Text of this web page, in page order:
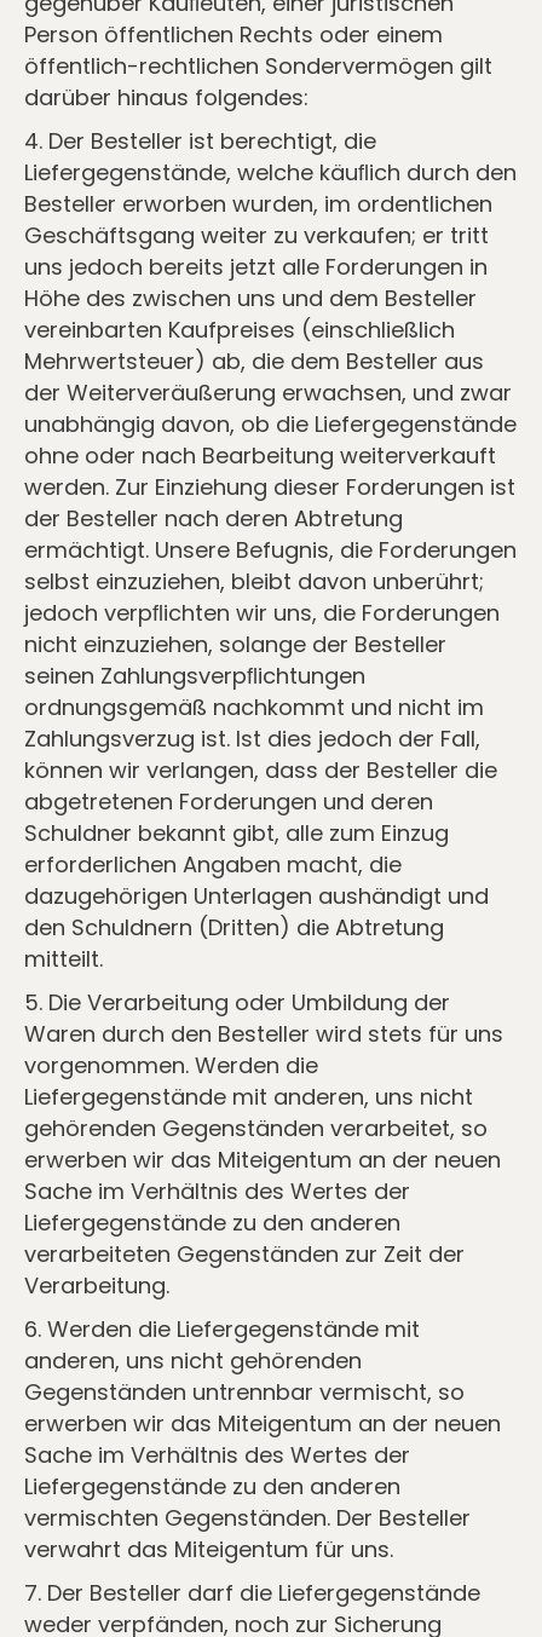
Person öffentlichen Rechts oder einem
öffentlich-rechtlichen Sondervermögen gilt
darüber hinaus folgendes:
4. Der Besteller ist berechtigt, die
Liefergegenstände, welche käuﬂich durch den
Besteller erworben wurden, im ordentlichen
Geschäftsgang weiter zu verkaufen; er tritt
uns jedoch bereits jetzt alle Forderungen in
Höhe des zwischen uns und dem Besteller
vereinbarten Kaufpreises (einschließlich
Mehrwertsteuer) ab, die dem Besteller aus
der Weiterveräußerung erwachsen, und zwar
unabhängig davon, ob die Liefergegenstände
ohne oder nach Bearbeitung weiterverkauft
werden. Zur Einziehung dieser Forderungen ist
der Besteller nach deren Abtretung
ermächtigt. Unsere Befugnis, die Forderungen
selbst einzuziehen, bleibt davon unberührt;
jedoch verpﬂichten wir uns, die Forderungen
nicht einzuziehen, solange der Besteller
seinen Zahlungsverpﬂichtungen
ordnungsgemäß nachkommt und nicht im
Zahlungsverzug ist. Ist dies jedoch der Fall,
können wir verlangen, dass der Besteller die
abgetretenen Forderungen und deren
Schuldner bekannt gibt, alle zum Einzug
erforderlichen Angaben macht, die
dazugehörigen Unterlagen aushändigt und
den Schuldnern (Dritten) die Abtretung
mitteilt.
5. Die Verarbeitung oder Umbildung der
Waren durch den Besteller wird stets für uns
vorgenommen. Werden die
Liefergegenstände mit anderen, uns nicht
gehörenden Gegenständen verarbeitet, so
erwerben wir das Miteigentum an der neuen
Sache im Verhältnis des Wertes der
Liefergegenstände zu den anderen
verarbeiteten Gegenständen zur Zeit der
Verarbeitung.
6. Werden die Liefergegenstände mit
anderen, uns nicht gehörenden
Gegenständen untrennbar vermischt, so
erwerben wir das Miteigentum an der neuen
Sache im Verhältnis des Wertes der
Liefergegenstände zu den anderen
vermischten Gegenständen. Der Besteller
verwahrt das Miteigentum für uns.
7. Der Besteller darf die Liefergegenstände
weder verpfänden, noch zur Sicherung